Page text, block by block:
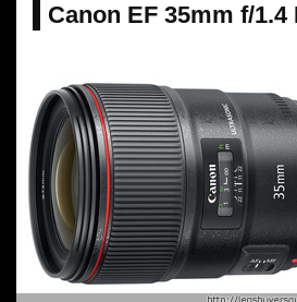
Canon EF 35mm f/1.4